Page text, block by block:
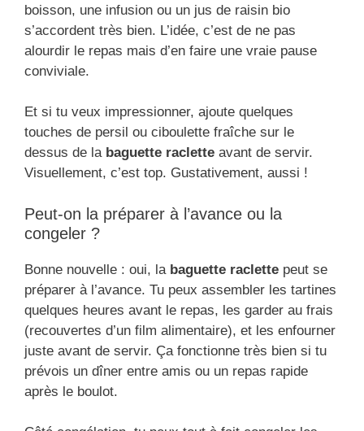
boisson, une infusion ou un jus de raisin bio
s’accordent très bien. L’idée, c’est de ne pas
alourdir le repas mais d’en faire une vraie pause
conviviale.
Et si tu veux impressionner, ajoute quelques
touches de persil ou ciboulette fraîche sur le
dessus de la baguette raclette avant de servir.
Visuellement, c’est top. Gustativement, aussi !
Peut-on la préparer à l’avance ou la
congeler ?
Bonne nouvelle : oui, la baguette raclette peut se
préparer à l’avance. Tu peux assembler les tartines
quelques heures avant le repas, les garder au frais
(recouvertes d’un film alimentaire), et les enfourner
juste avant de servir. Ça fonctionne très bien si tu
prévois un dîner entre amis ou un repas rapide
après le boulot.